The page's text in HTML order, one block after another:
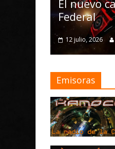
de la Armada
Emisoras